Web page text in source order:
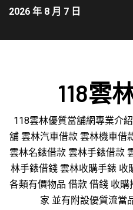
2026 年 8 月 7 日
118雲
118雲林優質當舖網專業介
舖 雲林汽車借款 雲林機車借
雲林名錶借款 雲林手錶借款
林手錶借錢 雲林收購手錶
各類有價物品 借款 借錢 收
家 並有附設優質流當